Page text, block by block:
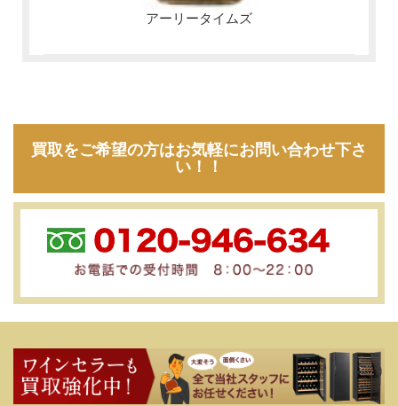
アーリータイムズ
買取をご希望の方はお気軽にお問い合わせ下さ
い！！